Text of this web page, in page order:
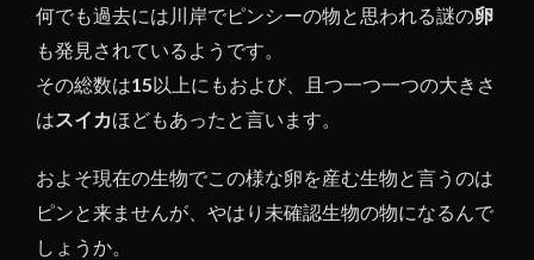
何でも過去には川岸でピンシーの物と思われる謎の卵
も発見されているようです。
その総数は15以上にもおよび、且つ一つ一つの大きさ
はスイカほどもあったと言います。
およそ現在の生物でこの様な卵を産む生物と言うのは
ピンと来ませんが、やはり未確認生物の物になるんで
しょうか。